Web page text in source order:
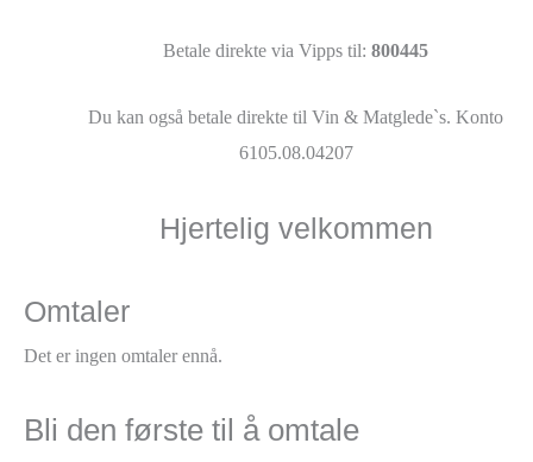
Betale direkte via Vipps til:800445
Du kan også betale direkte til Vin & Matglede`s. Konto
6105.08.04207
Hjertelig velkommen
Omtaler
Det er ingen omtaler ennå.
Bli den første til å omtale